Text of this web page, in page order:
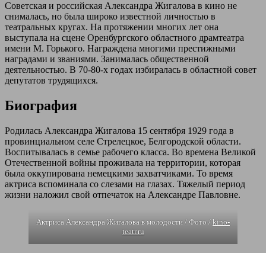
Советская и российская Александра Жигалова в кино не
снималась, но была широко известной личностью в
театральных кругах. На протяжении многих лет она
выступала на сцене Оренбургского областного драмтеатра
имени М. Горького. Награждена многими престижными
наградами и званиями. Занималась общественной
деятельностью. В 70-80-х годах избиралась в областной совет
депутатов трудящихся.
Биография
Родилась Александра Жигалова 15 сентября 1929 года в
провинциальном селе Стрелецкое, Белгородской области.
Воспитывалась в семье рабочего класса. Во времена Великой
Отечественной войны проживала на территории, которая
была оккупирована немецкими захватчиками. То время
актриса вспоминала со слезами на глазах. Тяжелый период
жизни наложил свой отпечаток на Александре Павловне.
Актриса Александра Жигалова в молодости / Фото / kino-
teatr.ru